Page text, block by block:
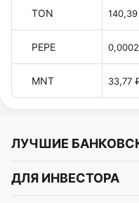
TON
PEPE
MNT 33,77
ЛУЧШИЕ
Альфа-Банк
ДЛЯ ИНВЕСТОРА